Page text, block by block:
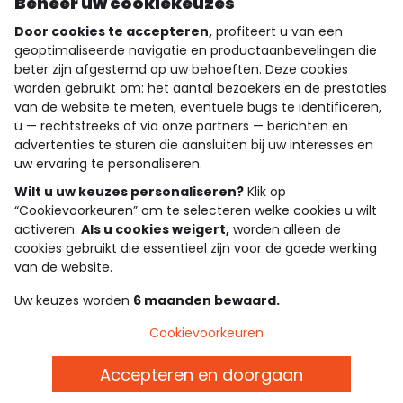
wie zijn we?
hulp nodig
loyalty club
onze catalogus
Algemene verkoop en gebruiksvoorwaarden
Privacybeleid
Cookies en persoonsgegevens
Door cookies te accepteren, profiteert u van een
geoptimaliseerde navigatie en productaanbevelingen die
beter zijn afgestemd op uw behoeften. Deze cookies
worden gebruikt om: het aantal bezoekers en de prestaties
van de website te meten, eventuele bugs te identificeren,
u — rechtstreeks of via onze partners — berichten en
advertenties te sturen die aansluiten bij uw interesses en
uw ervaring te personaliseren.
Wilt u uw keuzes personaliseren? Klik op
“Cookievoorkeuren” om te selecteren welke cookies u wilt
activeren. Als u cookies weigert, worden alleen de
cookies gebruikt die essentieel zijn voor de goede werking
van de website.
Uw keuzes worden 6 maanden bewaard.
Cookievoorkeuren
Accepteren en doorgaan